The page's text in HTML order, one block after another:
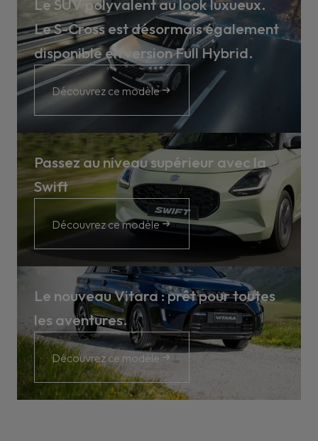
Le SUV polyvalent au look luxueux.
Le S-Cross est désormais également
disponible en version Full Hybrid.
Découvrez ce modèle
Passez au niveau supérieur avec la
Swift
Découvrez ce modèle
Le nouveau Vitara : prêt pour toutes
les aventures.
Découvrez ce modèle